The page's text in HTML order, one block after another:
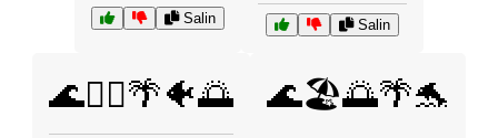
dengan emoji.
Salin Salin
🌊🏄‍♂️🌴🐠🌅 🌊🏖️🌅🌴🐬